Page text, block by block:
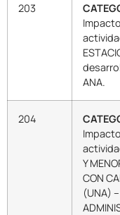
203
ANA.
204
Y
CON
(UNA)